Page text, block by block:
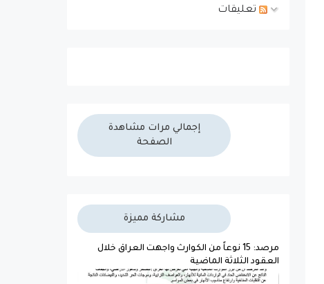
تعليقات
إجمالي مرات مشاهدة
الصفحة
مشاركة مميزة
مرصد: 15 نوعاً من الكوارث واجهت العراق خلال
العقود الثلاثة الماضية